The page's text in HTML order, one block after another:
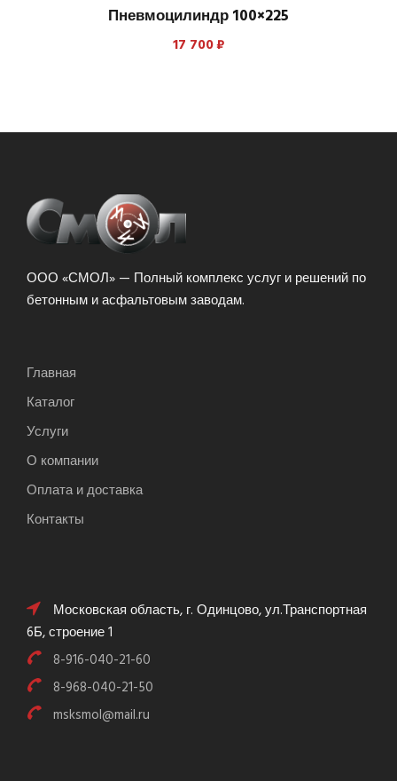
Пневмоцилиндр 100×225
17 700₽
ООО «СМОЛ» — Полный комплекс услуг и решений по
бетонным и асфальтовым заводам.
Главная
Каталог
Услуги
О компании
Оплата и доставка
Контакты
Московская область, г. Одинцово, ул.Транспортная
6Б, строение 1
8-916-040-21-60
8-968-040-21-50
msksmol@mail.ru